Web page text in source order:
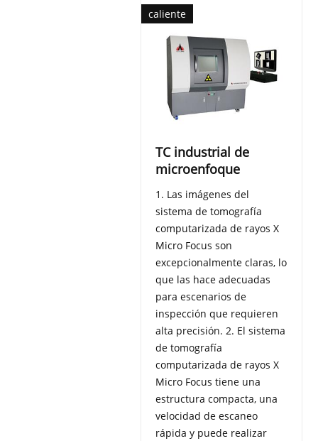
caliente
TC industrial de
microenfoque
1. Las imágenes del
sistema de tomografía
computarizada de rayos X
Micro Focus son
excepcionalmente claras, lo
que las hace adecuadas
para escenarios de
inspección que requieren
alta precisión. 2. El sistema
de tomografía
computarizada de rayos X
Micro Focus tiene una
estructura compacta, una
velocidad de escaneo
rápida y puede realizar